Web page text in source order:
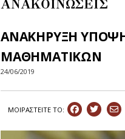
ΑΝΑΚΟΙΝΩΣΕΙΣ
ΑΝΑΚΗΡΥΞΗ
ΜΑΘΗΜΑΤΙΚΩΝ
24/06/2019
ΜΟΙΡΑΣΤEIΤΕ ΤΟ: